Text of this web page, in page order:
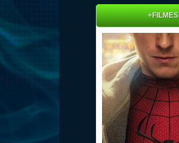
+FILMES